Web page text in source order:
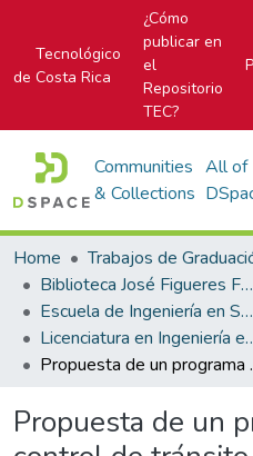
Tecnológico
de Costa Rica
¿Cómo
publicar en
el
Repositorio
TEC?
Communities
& Collections
All of
Home
Trabajos de
Biblioteca José Figueres Ferrer
Escuela de Ingeniería en Seguridad Laboral e Higiene Ambiental
Licenciatura en Ingeniería
Propuesta de un
Propuesta de un